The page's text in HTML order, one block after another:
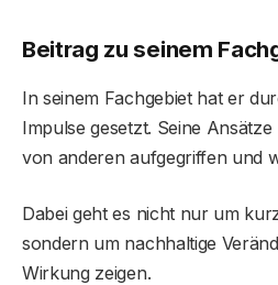
Beitrag zu seinem
In seinem Fachgebiet hat er
Impulse gesetzt. Seine
von anderen aufgegriffen und
Dabei geht es nicht nur um
sondern um nachhaltige
Wirkung zeigen.